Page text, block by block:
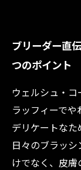
ブリーダー直
つのポイント
ウェルシュ・
ラッフィーで
デリケートな
日々のブラッ
けでなく、皮